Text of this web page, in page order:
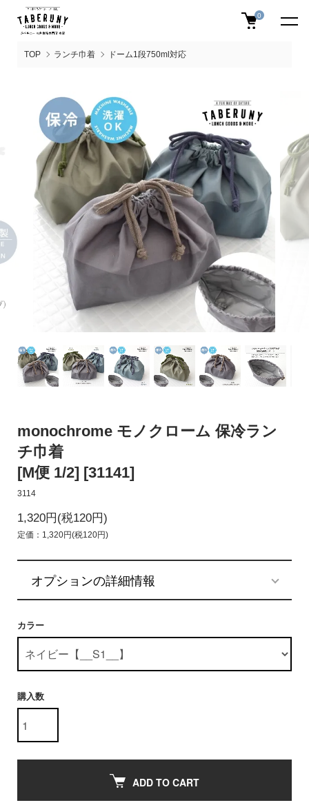
0
TOP ランチ巾着 ドーム1段750ml対応
monochrome モノクローム 保冷ラン
チ巾着
[M便 1/2] [31141]
3114
1,320円(税120円)
定価：1,320円(税120円)
オプションの詳細情報
カラー
購入数
ADD TO CART